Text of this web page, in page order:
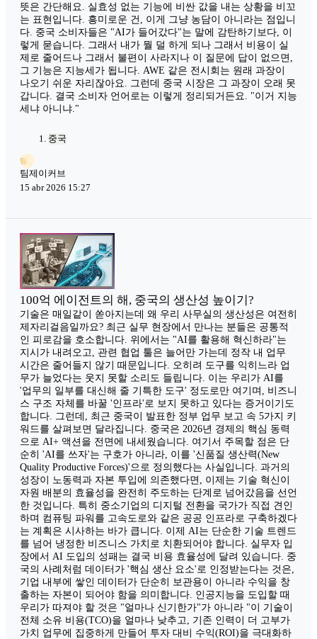
뜻은 간단해요. 실효성 없는 기능에 비싼 값을 내는 상황을 비꼬
는 표현입니다. 흥미로운 건, 이게 그냥 농담이 아니라는 점입니
다. 중국 소비자들은 "AI가 들어갔다"는 말에 감탄하기보다, 이
렇게 묻습니다. 그래서 내가 뭘 덜 하게 되나 그래서 비용이 실
제로 줄어드나 그래서 불편이 사라지나 이 질문에 답이 없으면,
그 기능은 지능세가 됩니다. AWE 같은 전시회는 원래 과장이
나오기 쉬운 자리잖아요. 그런데 중국 시장은 그 과장이 오래 못
갑니다. 결국 소비자 언어로는 이렇게 정리되거든요. "이거 지능
세냐 아니냐."
중국
팀
팀제이커브
15 abr 2026 15:27
100억 에이전트의 해, 중국의 생산성 높이기?
기술은 매일같이 쏟아지는데 왜 우리 사무실의 생산성은 여전히
제자리걸음일까요? 최근 실무 현장에서 만나는 분들은 공통적
인 피로감을 호소합니다. 위에서는 "AI를 활용해 혁신하라"는
지시가 내려오고, 관련 협업 툴은 늘어만 가는데 정작 내 업무
시간은 줄어들지 않기 때문입니다. 오히려 도구를 익히느라 업
무가 늘었다는 웃지 못할 소리도 들립니다. 이는 우리가 AI를
'업무의 일부를 대신해 줄 기특한 도구' 정도로만 여기며, 비즈니
스 구조 자체를 바꿀 '인프라'로 보지 못하고 있다는 증거이기도
합니다. 그런데, 최근 중국이 발표한 정부 업무 보고 속 5가지 키
워드를 살펴보면 달라집니다. 중국은 2026년 경제의 핵심 동력
으로 AI+ 액션을 전면에 내세웠습니다. 여기서 주목할 점은 단
순히 'AI를 쓰자'는 구호가 아니라, 이를 '신품질 생산력(New
Quality Productive Forces)'으로 정의했다는 사실입니다. 과거의
성장이 노동력과 자본 투입에 의존했다면, 이제는 기술 혁신이
자원 배분의 효율성을 완전히 주도하는 단계로 넘어갔음을 선언
한 것입니다. 특히 중소기업의 디지털 전환을 국가가 직접 견인
하며 컴퓨팅 파워를 고속도로와 같은 공공 인프라로 구축하겠다
는 계획은 시사하는 바가 큽니다. 이제 AI는 단순한 기술 트렌드
를 넘어 냉정한 비즈니스 가치로 치환되어야 합니다. 실무자 입
장에서 AI 도입의 성패는 결국 비용 효율성에 달려 있습니다. 중
국의 사례처럼 데이터가 '핵심 생산 요소'로 인정받는다는 것은,
기업 내부에 쌓인 데이터가 단순히 보관용이 아니라 수익을 창
출하는 자본이 되어야 함을 의미합니다. 인공지능을 도입할 때
우리가 따져야 할 것은 "얼마나 신기한가"가 아니라 "이 기술이
전체 소유 비용(TCO)을 얼마나 낮추고, 기존 인력이 더 고부가
가치 업무에 집중하게 만들어 투자 대비 수익(ROI)을 극대화하